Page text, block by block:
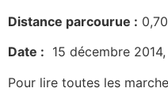
Distance parcourue :
Date : 15 décembre
Pour lire toutes les